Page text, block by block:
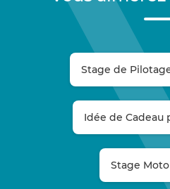
Stage de
Idée de Cadeau
Stage